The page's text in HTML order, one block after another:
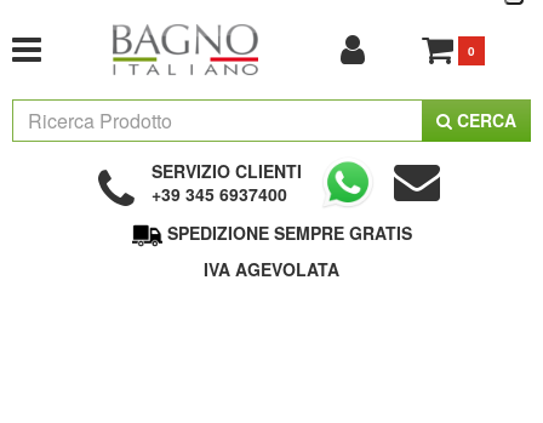
0
CERCA
SERVIZIO CLIENTI
+39 345 6937400
SPEDIZIONE SEMPRE GRATIS
IVA AGEVOLATA